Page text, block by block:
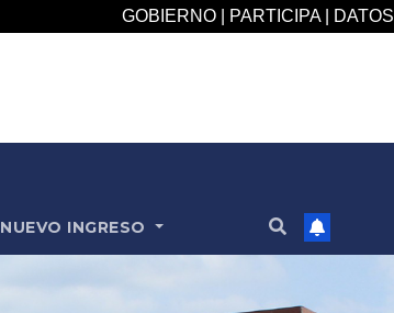
GOBIERNO | PARTICIPA | DATOS
NUEVO INGRESO